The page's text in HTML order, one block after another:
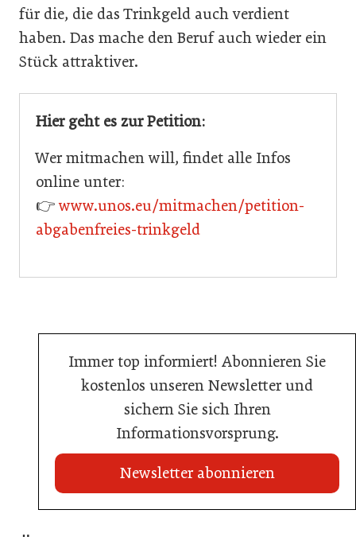
für die, die das Trinkgeld auch verdient
haben. Das mache den Beruf auch wieder ein
Stück attraktiver.
Hier geht es zur Petition:
Wer mitmachen will, findet alle Infos
online unter:
👉www.unos.eu/mitmachen/petition-
abgabenfreies-trinkgeld
Immer top informiert! Abonnieren Sie
kostenlos unseren Newsletter und
sichern Sie sich Ihren
Informationsvorsprung.
Newsletter abonnieren